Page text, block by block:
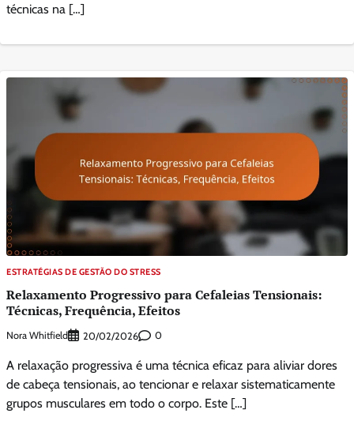
técnicas na […]
ESTRATÉGIAS DE GESTÃO DO STRESS
Relaxamento Progressivo para Cefaleias Tensionais:
Técnicas, Frequência, Efeitos
Nora Whitfield 20/02/2026 0
A relaxação progressiva é uma técnica eficaz para aliviar dores
de cabeça tensionais, ao tencionar e relaxar sistematicamente
grupos musculares em todo o corpo. Este […]